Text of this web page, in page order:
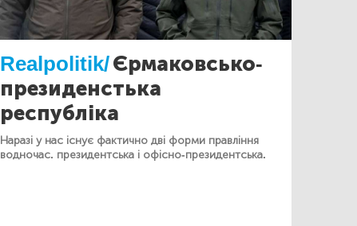
Realpolitik/Єрмаковсько-
президенстька
республіка
Наразі у нас існує фактично дві форми правління
водночас. президентська і офісно-президентська.